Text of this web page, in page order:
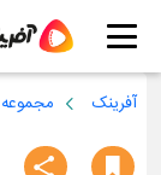
آفرینک مجموعه